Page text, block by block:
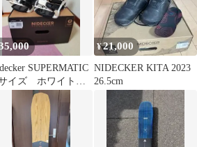
SUPERMATIC
イズ ホワイト
ンディング
¥21,000
NIDECKER KITA 2023
26.5cm